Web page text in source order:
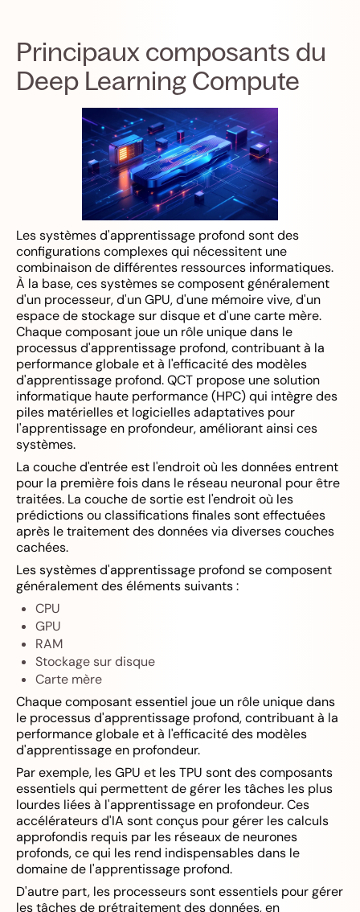
Principaux composants du
Deep Learning Compute
Les systèmes d'apprentissage profond sont des
configurations complexes qui nécessitent une
combinaison de différentes ressources informatiques.
À la base, ces systèmes se composent généralement
d'un processeur, d'un GPU, d'une mémoire vive, d'un
espace de stockage sur disque et d'une carte mère.
Chaque composant joue un rôle unique dans le
processus d'apprentissage profond, contribuant à la
performance globale et à l'efficacité des modèles
d'apprentissage profond. QCT propose une solution
informatique haute performance (HPC) qui intègre des
piles matérielles et logicielles adaptatives pour
l'apprentissage en profondeur, améliorant ainsi ces
systèmes.
La couche d'entrée est l'endroit où les données entrent
pour la première fois dans le réseau neuronal pour être
traitées. La couche de sortie est l'endroit où les
prédictions ou classifications finales sont effectuées
après le traitement des données via diverses couches
cachées.
Les systèmes d'apprentissage profond se composent
généralement des éléments suivants :
CPU
GPU
RAM
Stockage sur disque
Carte mère
Chaque composant essentiel joue un rôle unique dans
le processus d'apprentissage profond, contribuant à la
performance globale et à l'efficacité des modèles
d'apprentissage en profondeur.
Par exemple, les GPU et les TPU sont des composants
essentiels qui permettent de gérer les tâches les plus
lourdes liées à l'apprentissage en profondeur. Ces
accélérateurs d'IA sont conçus pour gérer les calculs
approfondis requis par les réseaux de neurones
profonds, ce qui les rend indispensables dans le
domaine de l'apprentissage profond.
D'autre part, les processeurs sont essentiels pour gérer
les tâches de prétraitement des données, en